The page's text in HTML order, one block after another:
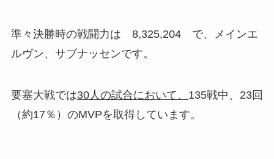
準々決勝時の戦闘力は 8,325,204 で、メインエ
ルヴン、サブナッセンです。
要塞大戦では30人の試合において、 135戦中、23回
（約17％）のMVPを取得しています。